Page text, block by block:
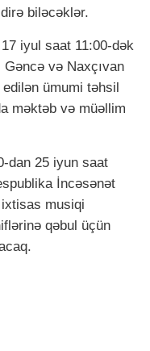
biləcəklər.
iyul saat 11:00-dək
Gəncə və Naxçıvan
ümumi təhsil
məktəb və müəllim
dan 25 iyun saat
İncəsənət
ixtisas musiqi
qəbul üçün